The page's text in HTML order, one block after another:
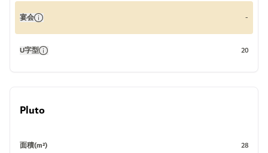
宴会 -
U字型 20
Pluto
面積(m²) 28